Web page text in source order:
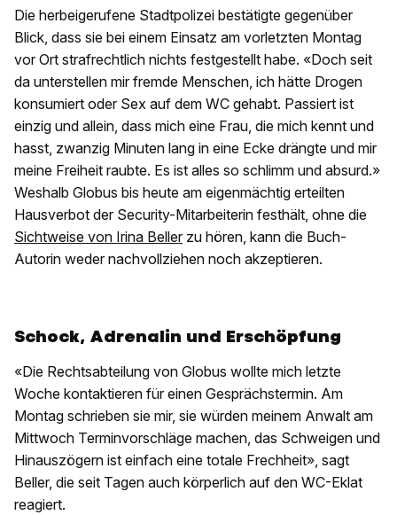
Die herbeigerufene Stadtpolizei bestätigte gegenüber
Blick, dass sie bei einem Einsatz am vorletzten Montag
vor Ort strafrechtlich nichts festgestellt habe. «Doch seit
da unterstellen mir fremde Menschen, ich hätte Drogen
konsumiert oder Sex auf dem WC gehabt. Passiert ist
einzig und allein, dass mich eine Frau, die mich kennt und
hasst, zwanzig Minuten lang in eine Ecke drängte und mir
meine Freiheit raubte. Es ist alles so schlimm und absurd.»
Weshalb Globus bis heute am eigenmächtig erteilten
Hausverbot der Security-Mitarbeiterin festhält, ohne die
Sichtweise von Irina Beller zu hören, kann die Buch-
Autorin weder nachvollziehen noch akzeptieren.
Schock, Adrenalin und Erschöpfung
«Die Rechtsabteilung von Globus wollte mich letzte
Woche kontaktieren für einen Gesprächstermin. Am
Montag schrieben sie mir, sie würden meinem Anwalt am
Mittwoch Terminvorschläge machen, das Schweigen und
Hinauszögern ist einfach eine totale Frechheit», sagt
Beller, die seit Tagen auch körperlich auf den WC-Eklat
reagiert.